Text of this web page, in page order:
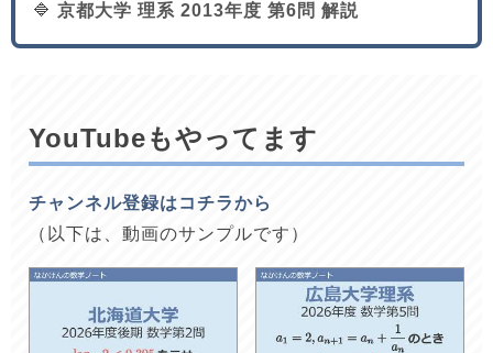
🔷 京都大学 理系 2013年度 第6問 解説
YouTubeもやってます
チャンネル登録はコチラから
（以下は、動画のサンプルです）